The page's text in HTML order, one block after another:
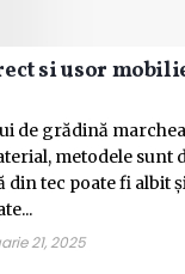
si usor
de grădină
metodele sunt
tec poate fi albit
21, 2025